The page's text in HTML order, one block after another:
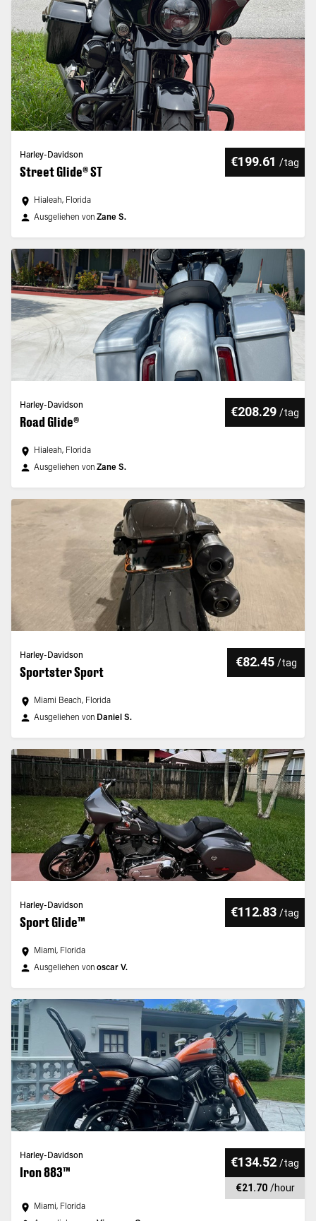
Harley-Davidson
Street Glide® ST
€199.61 /tag
Hialeah, Florida
Ausgeliehen von Zane S.
Harley-Davidson
Road Glide®
€208.29 /tag
Hialeah, Florida
Ausgeliehen von Zane S.
Harley-Davidson
Sportster Sport
€82.45 /tag
Miami Beach, Florida
Ausgeliehen von Daniel S.
Harley-Davidson
Sport Glide™
€112.83 /tag
Miami, Florida
Ausgeliehen von oscar V.
Harley-Davidson
Iron 883™
€134.52 /tag
€21.70 /hour
Miami, Florida